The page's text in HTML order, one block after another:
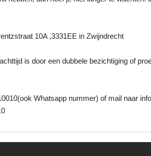
10A ,3331EE in Zwijndrecht
is door een dubbele bezichtiging of
Whatsapp nummer) of mail naar